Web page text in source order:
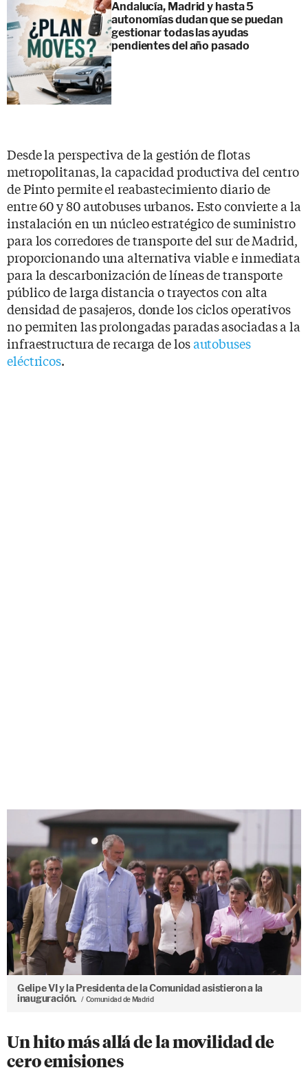
Andalucía, Madrid y hasta 5
autonomías dudan que se puedan
gestionar todas las ayudas
pendientes del año pasado
Desde la perspectiva de la gestión de flotas
metropolitanas, la capacidad productiva del centro
de Pinto permite el reabastecimiento diario de
entre 60 y 80 autobuses urbanos. Esto convierte a la
instalación en un núcleo estratégico de suministro
para los corredores de transporte del sur de Madrid,
proporcionando una alternativa viable e inmediata
para la descarbonización de líneas de transporte
público de larga distancia o trayectos con alta
densidad de pasajeros, donde los ciclos operativos
no permiten las prolongadas paradas asociadas a la
infraestructura de recarga de losautobuses
eléctricos.
Gelipe VI y la Presidenta de la Comunidad asistieron a la
inauguración.
Comunidad de Madrid
Un hito más allá de la movilidad de
cero emisiones